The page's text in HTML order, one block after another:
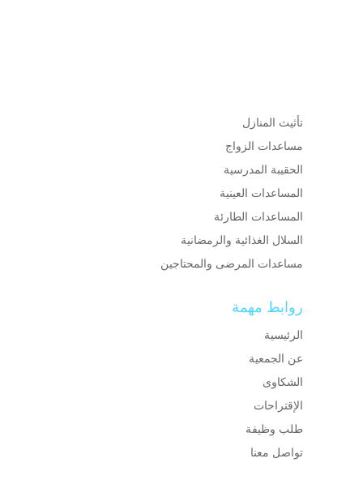
تأثيث المنازل
مساعدات الزواج
الحقيبة المدرسية
المساعدات العينية
المساعدات الطارئة
السلال الغذائية والرمضانية
مساعدات المرضى والمحتاجين
روابط مهمة
الرئيسية
عن الجمعية
الشكاوى
الإقتراحات
طلب وظيفة
تواصل معنا